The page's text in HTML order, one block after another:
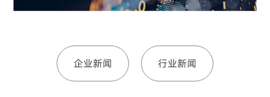
企业新闻 行业新闻